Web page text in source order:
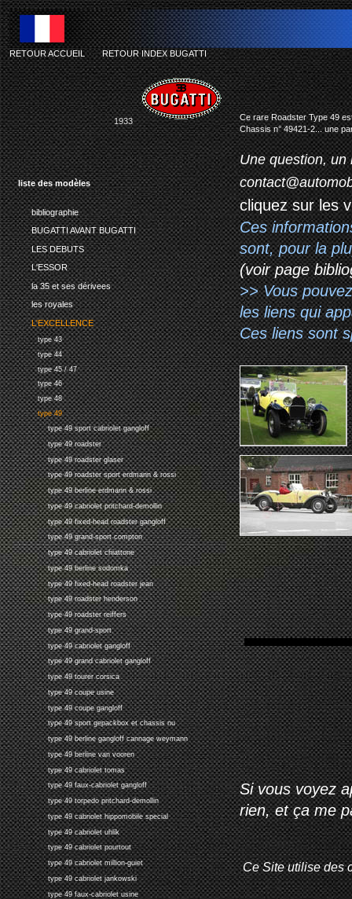
liste des modèles
bibliographie
BUGATTI AVANT BUGATTI
LES DEBUTS
L'ESSOR
la 35 et ses dérivees
les royales
L'EXCELLENCE
type 43
type 44
type 45 / 47
type 46
type 48
type 49
type 49 sport cabriolet gangloff
type 49 roadster
type 49 roadster glaser
type 49 roadster sport erdmann & rossi
type 49 berline erdmann & rossi
type 49 cabriolet pritchard-demollin
type 49 fixed-head roadster gangloff
type 49 grand-sport compton
type 49 cabriolet chiattone
type 49 berline sodomka
type 49 fixed-head roadster jean
type 49 roadster henderson
type 49 roadster reiffers
type 49 grand-sport
type 49 cabriolet gangloff
type 49 grand cabriolet gangloff
type 49 tourer corsica
type 49 coupe usine
type 49 coupe gangloff
type 49 sport gepackbox et chassis nu
type 49 berline gangloff cannage weymann
type 49 berline van vooren
type 49 cabriolet tomas
type 49 faux-cabriolet gangloff
type 49 torpedo pritchard-demollin
type 49 cabriolet hippomobile special
type 49 cabriolet uhlik
type 49 cabriolet pourtout
type 49 cabriolet million-guiet
type 49 cabriolet jankowski
type 49 faux-cabriolet usine
RETOUR ACCUEIL-RETOUR INDEX BUGATTI
1933
Ce rare Roadster Type 49
Chassis n° 49421-2... une
Une question, un
cliquez sur les
Ces
sont, pour la
(voir page
>> Vous
les liens qui
Ces liens sont
Si vous voyez
rien, et ça me
Ce Site utilise des